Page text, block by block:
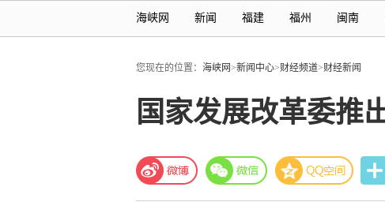
海峡网 新闻 福建 福州 闽南
您现在的位置： 海峡网>新闻中心>财经频道>财经新闻
国家发展改革委推